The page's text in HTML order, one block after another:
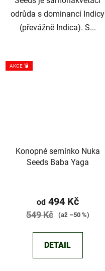
odrůda s dominancí Indicy
(převážně Indica). S...
AKCE 💣
Konopné semínko Nuka
Seeds Baba Yaga
hodnocení
produktu
z
od494 Kč
549 Kč (až –50 %)
DETAIL